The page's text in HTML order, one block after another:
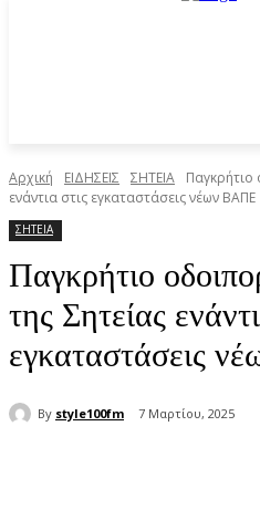
Αρχική ΕΙΔΗΣΕΙΣ ΣΗΤΕΙΑ
Παγκρήτιο
ενάντια στις εγκαταστάσεις νέων ΒΑΠΕ
ΣΗΤΕΙΑ
Παγκρήτιο
της Σητείας
εγκαταστάσεις
By style100fm 7 Μαρτίου, 2025